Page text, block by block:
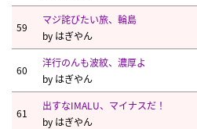
59
マジ詫びたい旅、輪島
by はぎやん
60
洋行のんも波紋、濃厚よ
by はぎやん
61
出すなIMALU、マイナスだ！
by はぎやん